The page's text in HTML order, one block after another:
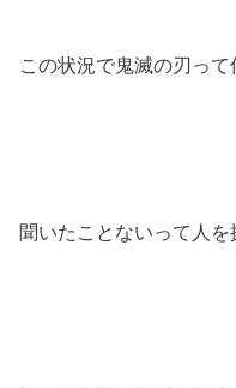
この状況で鬼滅の刃って
聞いたことないって人を